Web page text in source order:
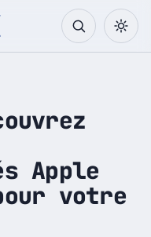
Apple
votre